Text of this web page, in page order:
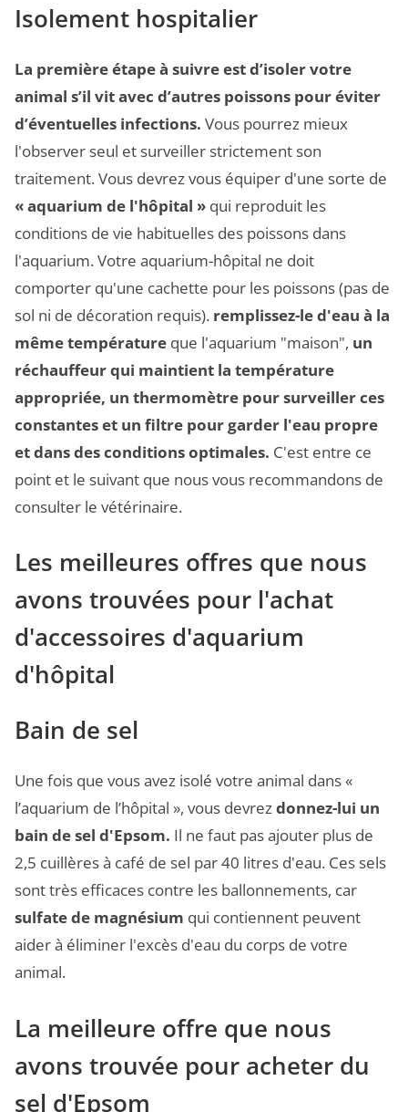
Isolement hospitalier
La première étape à suivre est d’isoler votre
animal s’il vit avec d’autres poissons pour éviter
d’éventuelles infections. Vous pourrez mieux
l'observer seul et surveiller strictement son
traitement. Vous devrez vous équiper d'une sorte de
« aquarium de l'hôpital » qui reproduit les
conditions de vie habituelles des poissons dans
l'aquarium. Votre aquarium-hôpital ne doit
comporter qu'une cachette pour les poissons (pas de
sol ni de décoration requis). remplissez-le d'eau à la
même température que l'aquarium "maison", un
réchauffeur qui maintient la température
appropriée, un thermomètre pour surveiller ces
constantes et un filtre pour garder l'eau propre
et dans des conditions optimales. C'est entre ce
point et le suivant que nous vous recommandons de
consulter le vétérinaire.
Les meilleures offres que nous
avons trouvées pour l'achat
d'accessoires d'aquarium
d'hôpital
Bain de sel
Une fois que vous avez isolé votre animal dans «
l’aquarium de l’hôpital », vous devrezdonnez-lui un
bain de sel d'Epsom. Il ne faut pas ajouter plus de
2,5 cuillères à café de sel par 40 litres d'eau. Ces sels
sont très efficaces contre les ballonnements, car
sulfate de magnésium qui contiennent peuvent
aider à éliminer l'excès d'eau du corps de votre
animal.
La meilleure offre que nous
avons trouvée pour acheter du
sel d'Epsom